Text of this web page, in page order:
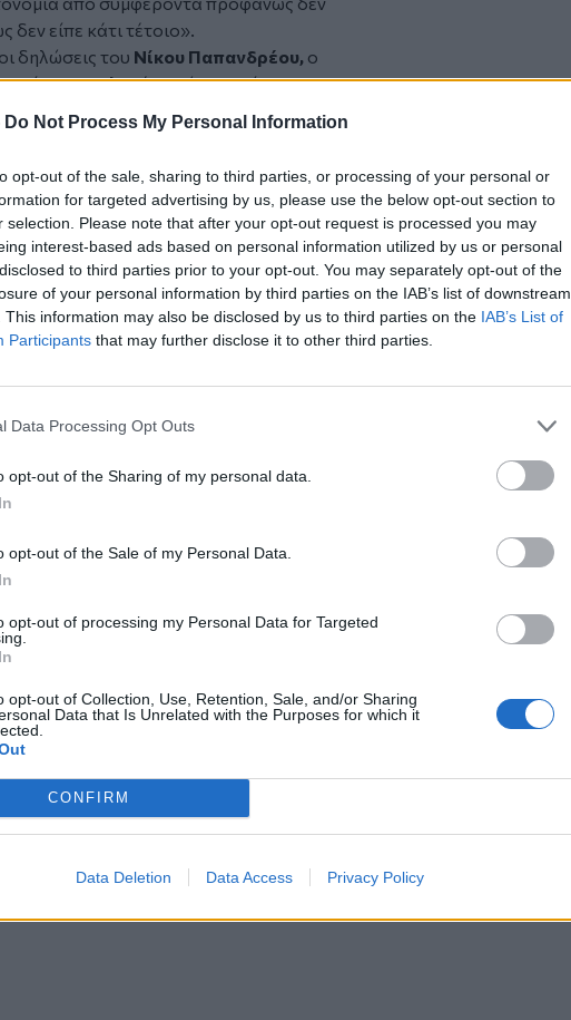
Do Not Process My Personal Information
opt-out of the sale, sharing to third parties, or processing of your personal or
for targeted advertising by us, please use the below opt-out section to
selection. Please note that after your opt-out request is processed you may
interest-based ads based on personal information utilized by us or personal
to third parties prior to your opt-out. You may separately opt-out of the
of your personal information by third parties on the IAB’s list of downstream
This information may also be disclosed by us to third parties on the IAB’s List of
Participants that may further disclose it to other third parties.
Data Processing Opt Outs
opt-out of the Sharing of my personal data.
opt-out of the Sale of my Personal Data.
opt-out of processing my Personal Data for Targeted
opt-out of Collection, Use, Retention, Sale, and/or Sharing
Data that Is Unrelated with the Purposes for which it
CONFIRM
Data Deletion Data Access Privacy Policy
είπε κάτι τέτοιο».
δηλώσεις του Νίκου Παπανδρέου, ο
στις εκλογές, ενώ εμφανίστηκε
το αποτέλεσμα: «Η πρώτη Κυριακή θα
τι θα γίνει. Δεν μπορούμε από πριν.
πάντα και να δούμε καινούργια
αυτά. Πρέπει να είμαστε ανοιχτοί
, μέλος του Εκτελεστικού
κάποια στελέχη να
άλλη άποψη. Όμως όλοι μας είμαστε
που έχουν πει ξεκάθαρα ότι το
στη Νέα Δημοκρατία και στις
ΠΑΣΟΚ,
μπορεί να βγαίνουν στελέχη και να
αυτόν που όλοι μαζί έχουμε
του ΠΑΣΟΚ, τόνισε πως: «επειδή οι
ότι επίσης χρησιμοποιείται
πιο συγκρατημένες και πιο
στα αστικά κέντρα, με τον Νίκο
26 δενδρύλλια κάνναβης -
καμπάνα της Ναυμαχίας του
με 20 μαχαιριές τη μητέρα και με